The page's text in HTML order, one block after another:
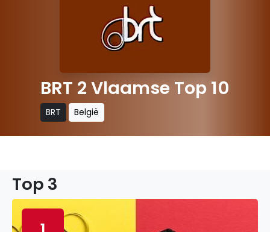
BRT 2 Vlaamse Top 10
BRT België
Top 3